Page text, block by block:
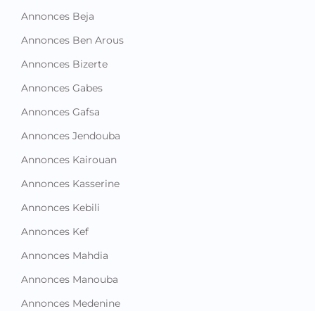
Annonces Beja
Annonces Ben Arous
Annonces Bizerte
Annonces Gabes
Annonces Gafsa
Annonces Jendouba
Annonces Kairouan
Annonces Kasserine
Annonces Kebili
Annonces Kef
Annonces Mahdia
Annonces Manouba
Annonces Medenine